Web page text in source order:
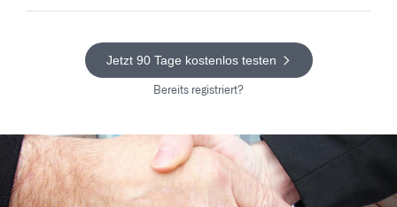
Jetzt 90 Tage kostenlos testen
Bereits registriert?